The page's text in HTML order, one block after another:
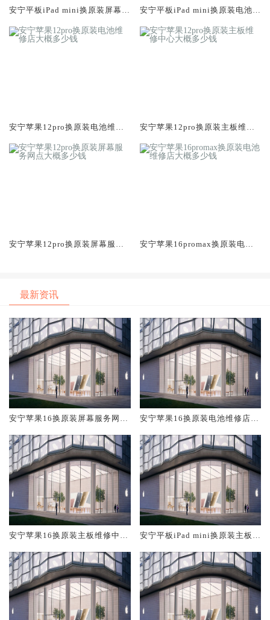
安宁平板iPad mini换原装屏幕服
安宁平板iPad mini换原装电池维
安宁苹果12pro换原装电池维修
安宁苹果12pro换原装主板维修
安宁苹果12pro换原装屏幕服务
安宁苹果16promax换原装电池
最新资讯
安宁苹果16换原装屏幕服务网点
安宁苹果16换原装电池维修店大
安宁苹果16换原装主板维修中心
安宁平板iPad mini换原装主板维